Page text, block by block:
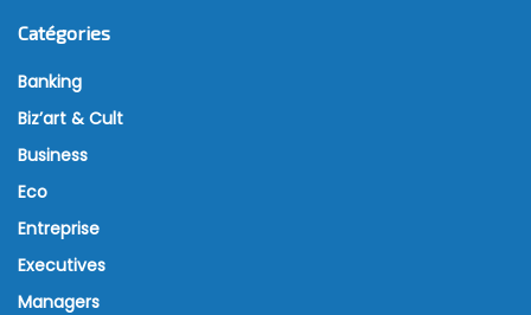
Catégories
Banking
Biz’art & Cult
Business
Eco
Entreprise
Executives
Managers